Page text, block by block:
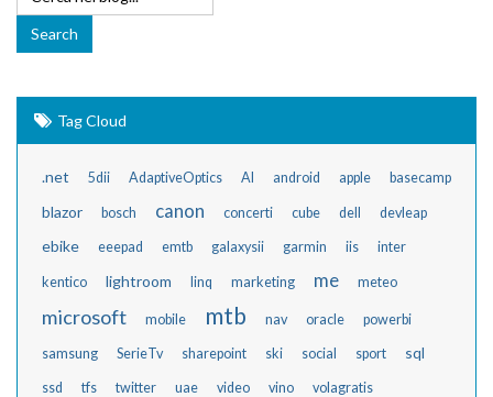
Tag Cloud
.net 5dii AdaptiveOptics AI android apple basecamp
blazor bosch canon concerti cube dell devleap
ebike eeepad emtb galaxysii garmin iis inter
kentico lightroom linq marketing me meteo
microsoft mobile mtb nav oracle powerbi
samsung SerieTv sharepoint ski social sport sql
ssd tfs twitter uae video vino volagratis